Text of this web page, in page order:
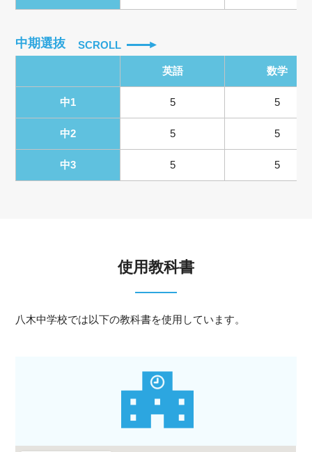
中期選抜 SCROLL
英語 数学
中1 5 5
中2 5 5
中3 5 5
使用教科書
八木中学校では以下の教科書を使用しています。